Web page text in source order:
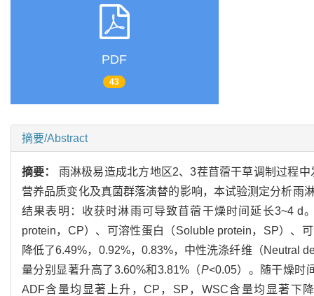
PDF
43
摘要/Abstract
摘要： 雨淋极易造成北方地区2、3茬苜蓿干草调制过程
营养品质变化及真菌群落演替的影响，本试验测定分析雨
结果表明：收获时淋雨可导致苜蓿干燥时间延长3~4 d
protein，CP）、可溶性蛋白（Soluble protein，SP）、
降低了6.49%，0.92%，0.83%，中性洗涤纤维（Neutral
量分别显著升高了3.60%和3.81%（P<0.05）。随干燥时
ADF含量均显著上升，CP，SP，WSC含量均显著下